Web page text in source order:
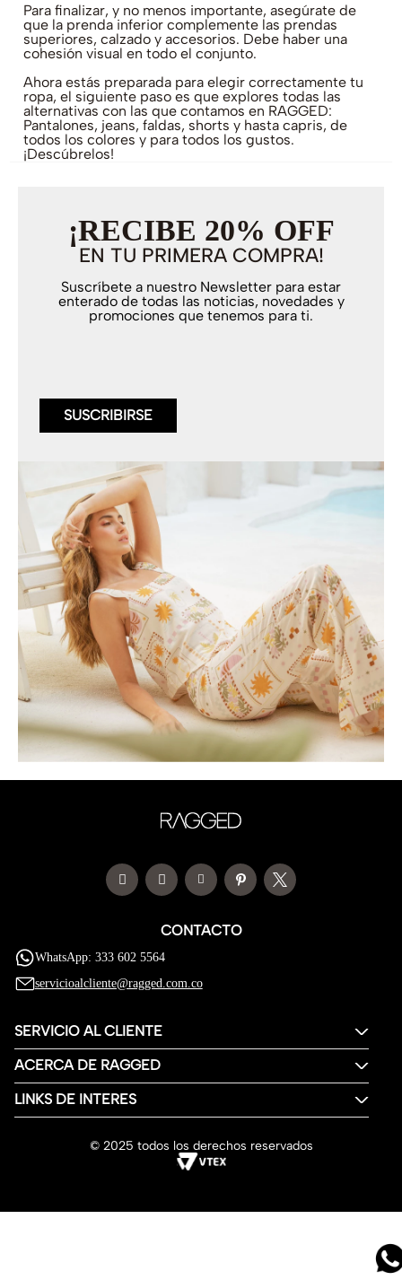
Para finalizar, y no menos importante, asegúrate de
que la prenda inferior complemente las prendas
superiores, calzado y accesorios. Debe haber una
cohesión visual en todo el conjunto.
Ahora estás preparada para elegir correctamente tu
ropa, el siguiente paso es que explores todas las
alternativas con las que contamos en RAGGED:
Pantalones, jeans, faldas, shorts y hasta capris, de
todos los colores y para todos los gustos.
¡Descúbrelos!
¡RECIBE 20% OFF
EN TU PRIMERA COMPRA!
Suscríbete a nuestro Newsletter para estar
enterado de todas las noticias, novedades y
promociones que tenemos para ti.
SUSCRIBIRSE
CONTACTO
WhatsApp: 333 602 5564
servicioalcliente@ragged.com.co
SERVICIO AL CLIENTE
ACERCA DE RAGGED
LINKS DE INTERES
© 2025 todos los derechos reservados